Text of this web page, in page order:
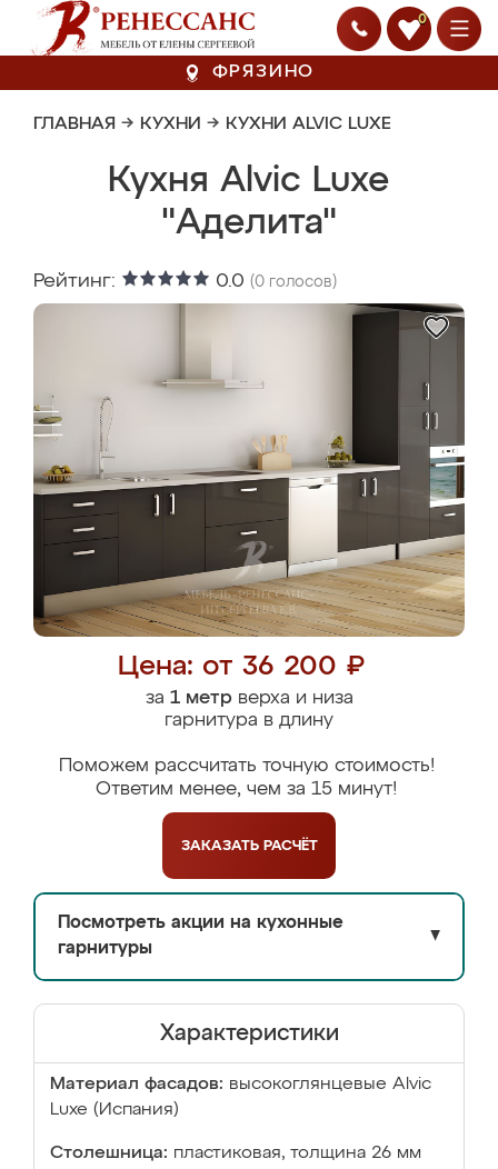
0
ФРЯЗИНО
ГЛАВНАЯ → КУХНИ → КУХНИ ALVIC LUXE
Кухня Alvic Luxe
"Аделита"
Рейтинг: 0.0 (0 голосов)
Цена: от 36 200 ₽
за 1 метрверха и низа
гарнитура в длину
Поможем рассчитать точную стоимость!
Ответим менее, чем за 15 минут!
ЗАКАЗАТЬ РАСЧЁТ
Посмотреть акции на кухонные
гарнитуры
▼
Характеристики
Материал фасадов: высокоглянцевые Аlvic
Luxe (Испания)
Столешница: пластиковая, толщина 26 мм